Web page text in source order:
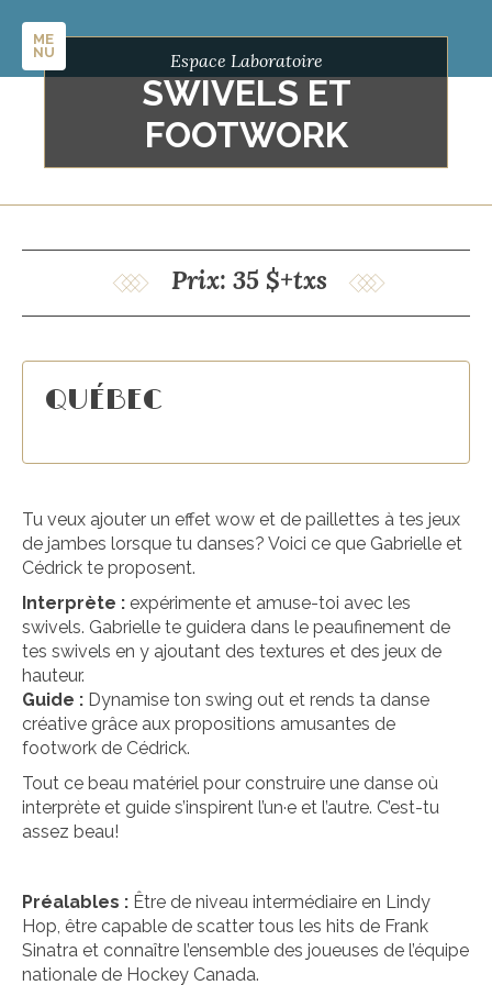
ME
NU
Espace Laboratoire
SWIVELS ET
FOOTWORK
Prix: 35 $+txs
QUÉBEC
Tu veux ajouter un effet wow et de paillettes à tes jeux
de jambes lorsque tu danses? Voici ce que Gabrielle et
Cédrick te proposent.
Interprète : expérimente et amuse-toi avec les
swivels. Gabrielle te guidera dans le peaufinement de
tes swivels en y ajoutant des textures et des jeux de
hauteur.
Guide : Dynamise ton swing out et rends ta danse
créative grâce aux propositions amusantes de
footwork de Cédrick.
Tout ce beau matériel pour construire une danse où
interprète et guide s’inspirent l’un·e et l’autre. C’est-tu
assez beau!
Préalables : Être de niveau intermédiaire en Lindy
Hop, être capable de scatter tous les hits de Frank
Sinatra et connaître l’ensemble des joueuses de l’équipe
nationale de Hockey Canada.